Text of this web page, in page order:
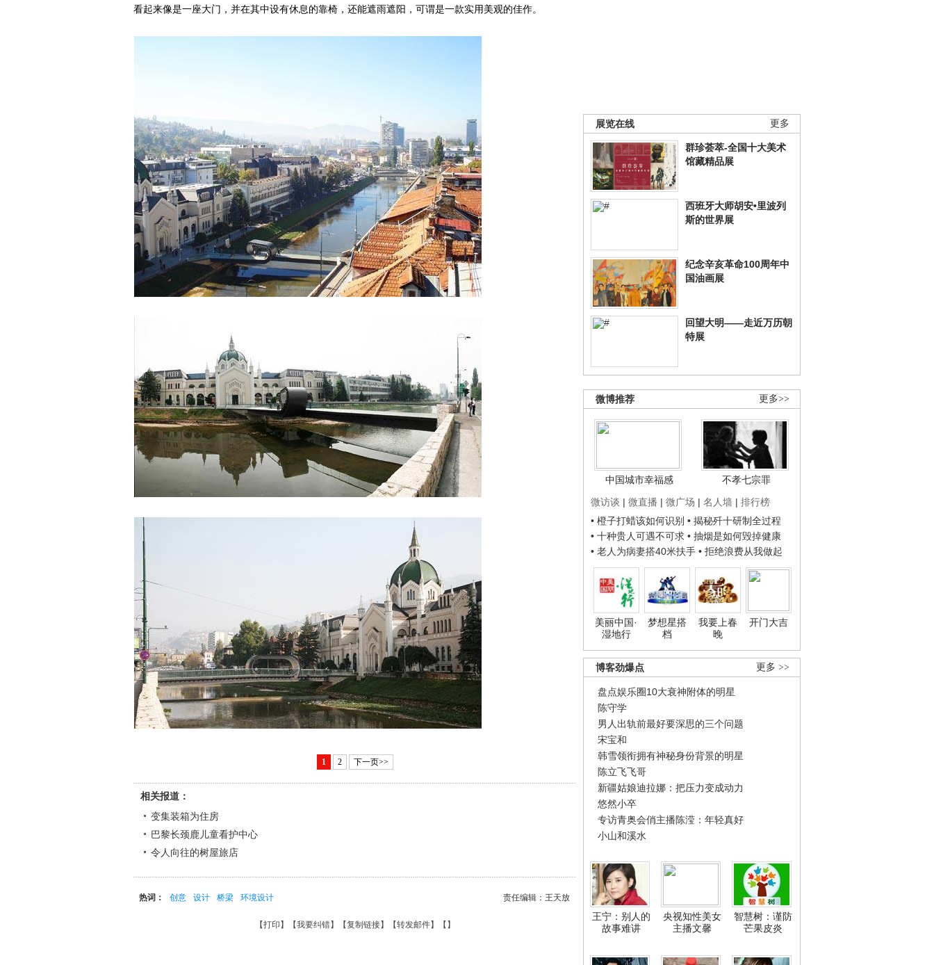
更多
展览在线
群珍荟萃-全国十大美术
馆藏精品展
西班牙大师胡安•里波列
斯的世界展
纪念辛亥革命100周年中
国油画展
回望大明——走近万历朝
特展
更多>>
微博推荐
中国城市幸福感
不孝七宗罪
微访谈 | 微直播 | 微广场 | 名人墙 | 排行榜
• 橙子打蜡该如何识别 • 揭秘歼十研制全过程
• 十种贵人可遇不可求 • 抽烟是如何毁掉健康
• 老人为病妻搭40米扶手 • 拒绝浪费从我做起
美丽中国·
湿地行
梦想星搭
档
我要上春
晚
开门大吉
更多 >>
博客劲爆点
盘点娱乐圈10大衰神附体的明星
陈守学
男人出轨前最好要深思的三个问题
宋宝和
韩雪领衔拥有神秘身份背景的明星
陈立飞飞哥
新疆姑娘迪拉娜：把压力变成动力
悠然小卒
专访青奥会俏主播陈滢：年轻真好
小山和溪水
王宁：别人的
故事难讲
央视知性美女
主播文馨
智慧树：谨防
芒果皮炎
看起来像是一座大门，并在其中设有休息的靠椅，还能遮雨遮阳，可谓是一款实用美观的佳作。
1 2 下一页>>
相关报道：
变集装箱为住房
巴黎长颈鹿儿童看护中心
令人向往的树屋旅店
责任编辑：王天放
热词： 创意 设计 桥梁 环境设计
【打印 】【我要纠错】【复制链接】【转发邮件】【 】